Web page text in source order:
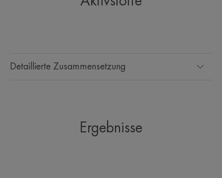
Detaillierte Zusammensetzung
Ergebnisse